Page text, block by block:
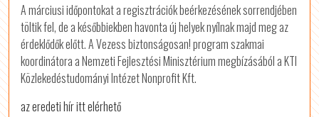
A márciusi időpontokat a regisztrációk beérkezésének sorrendjében
töltik fel, de a későbbiekben havonta új helyek nyílnak majd meg az
érdeklődők előtt. A Vezess biztonságosan! program szakmai
koordinátora a Nemzeti Fejlesztési Minisztérium megbízásából a KTI
Közlekedéstudományi Intézet Nonprofit Kft.
az eredeti hír itt elérhető